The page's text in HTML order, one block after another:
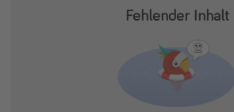
Fehlender Inhalt